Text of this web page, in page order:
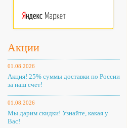
Акции
01.08.2026
Акция! 25% суммы доставки по России
за наш счет!
01.08.2026
Мы дарим скидки! Узнайте, какая у
Вас!